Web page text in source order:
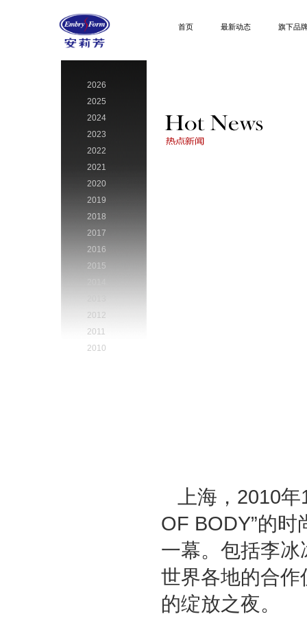
首页 最新动态 旗下品
2026
2025
2024
2023
2022
2021
2020
2019
2018
2017
2016
2015
2012
2011
2010
上海，2010
OF BODY”的
一幕。包括李
世界各地的合
的绽放之夜。